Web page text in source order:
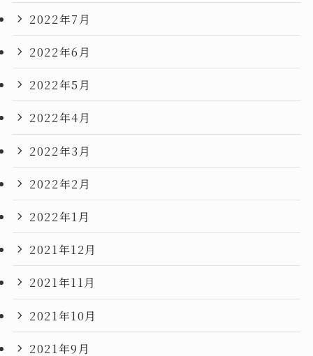
2022年7月
2022年6月
2022年5月
2022年4月
2022年3月
2022年2月
2022年1月
2021年12月
2021年11月
2021年10月
2021年9月